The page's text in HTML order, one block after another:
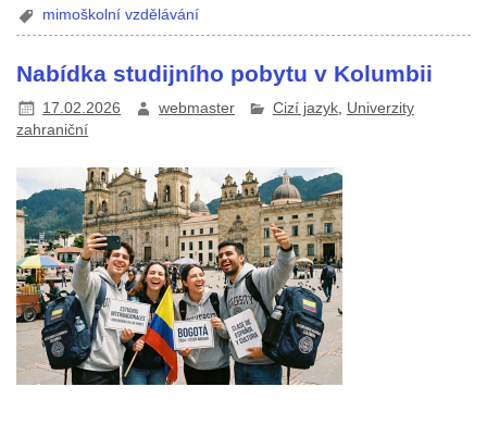
mimoškolní vzdělávání
Nabídka studijního pobytu v Kolumbii
17.02.2026 webmaster Cizí jazyk, Univerzity
zahraniční